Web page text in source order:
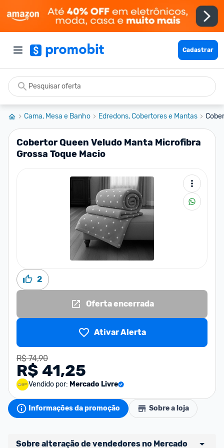
Cadastrar
Cama, Mesa e Banho Edredons, Cobertores e Mantas
Cobertor Queen Veludo Manta Microfibra
Grossa Toque Macio
2
Oferta encerrada
Ativar Alerta
R$ 74,90
R$ 41,25
Vendido por: Mercado Livre
Informações da promoção Sobre a loja
Sobre alteração de vendedores no Mercado